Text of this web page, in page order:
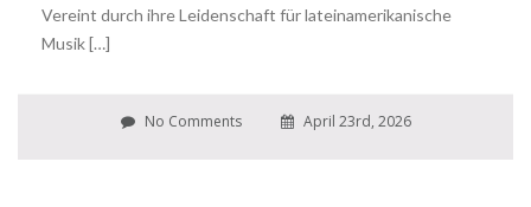
Vereint durch ihre Leidenschaft für lateinamerikanische
Musik […]
No Comments April 23rd, 2026